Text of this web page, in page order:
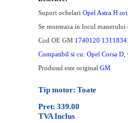
Suport ochelari Opel Astra H
Se monteaza in locul manerului
Cod OE GM 1740120
Compatibil si cu: Opel Corsa
Produsul este original GM
Tip motor: Toate
Pret: 339.00
TVA Inclus